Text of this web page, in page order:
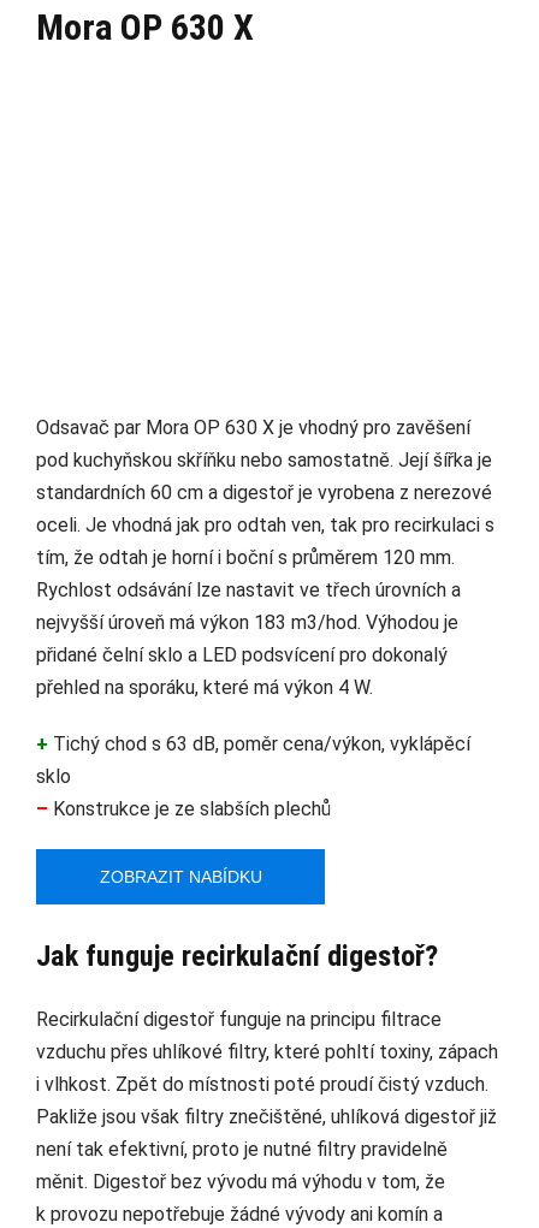
Mora OP 630 X
Odsavač par Mora OP 630 X je vhodný pro zavěšení
pod kuchyňskou skříňku nebo samostatně. Její šířka je
standardních 60 cm a digestoř je vyrobena z nerezové
oceli. Je vhodná jak pro odtah ven, tak pro recirkulaci s
tím, že odtah je horní i boční s průměrem 120 mm.
Rychlost odsávání lze nastavit ve třech úrovních a
nejvyšší úroveň má výkon 183 m3/hod. Výhodou je
přidané čelní sklo a LED podsvícení pro dokonalý
přehled na sporáku, které má výkon 4 W.
+ Tichý chod s 63 dB, poměr cena/výkon, vyklápěcí
sklo
– Konstrukce je ze slabších plechů
ZOBRAZIT NABÍDKU
Jak funguje recirkulační digestoř?
Recirkulační digestoř funguje na principu filtrace
vzduchu přes uhlíkové filtry, které pohltí toxiny, zápach
i vlhkost. Zpět do místnosti poté proudí čistý vzduch.
Pakliže jsou však filtry znečištěné, uhlíková digestoř již
není tak efektivní, proto je nutné filtry pravidelně
měnit. Digestoř bez vývodu má výhodu v tom, že
k provozu nepotřebuje žádné vývody ani komín a